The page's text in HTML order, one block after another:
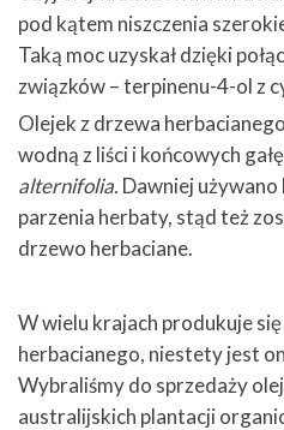
pod kątem niszczenia
Taką moc uzyskał dzięki
związków – terpinenu-4-ol z
Olejek z drzewa
wodną z liści i końcowych
alternifolia. Dawniej
parzenia herbaty, stąd też
drzewo herbaciane.
W wielu krajach produkuje
herbacianego, niestety jest
Wybraliśmy do sprzedaży
australijskich plantacji